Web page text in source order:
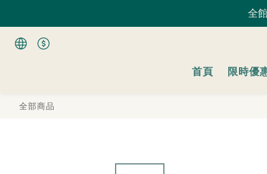
全
全
首頁 限時優
全部商品